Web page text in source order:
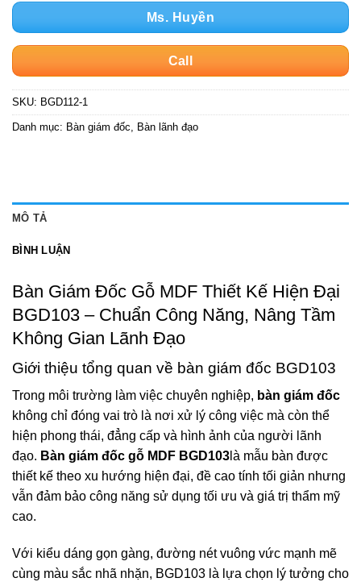
Ms. Huyền
Call
SKU: BGD112-1
Danh mục: Bàn giám đốc Bàn lãnh đạo
MÔ TẢ
BÌNH LUẬN
Bàn Giám Đốc Gỗ MDF Thiết Kế Hiện Đại
BGD103 – Chuẩn Công Năng, Nâng Tầm
Không Gian Lãnh Đạo
Giới thiệu tổng quan về bàn giám đốc BGD103
Trong môi trường làm việc chuyên nghiệp, bàn giám đốc
không chỉ đóng vai trò là nơi xử lý công việc mà còn thể
hiện phong thái, đẳng cấp và hình ảnh của người lãnh
đạo. Bàn giám đốc gỗ MDF BGD103 là mẫu bàn được
thiết kế theo xu hướng hiện đại, đề cao tính tối giản nhưng
vẫn đảm bảo công năng sử dụng tối ưu và giá trị thẩm mỹ
cao.
Với kiểu dáng gọn gàng, đường nét vuông vức mạnh mẽ
cùng màu sắc nhã nhặn, BGD103 là lựa chọn lý tưởng cho